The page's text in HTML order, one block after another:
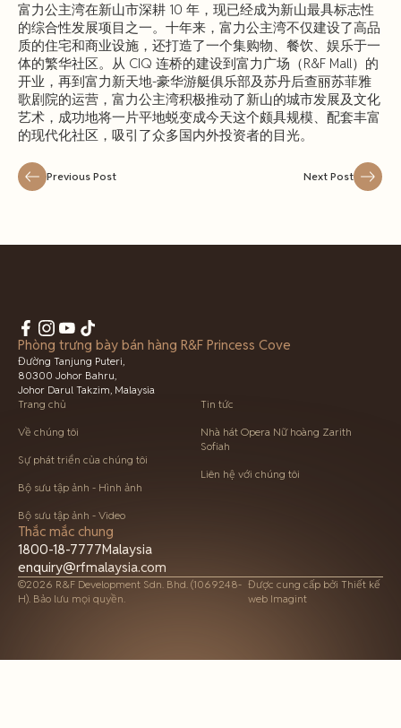
富力公主湾在新山市深耕 10 年，现已经成为新山最具标志性
的综合性发展项目之一。十年来，富力公主湾不仅建设了高品
质的住宅和商业设施，还打造了一个集购物、餐饮、娱乐于一
体的繁华社区。从 CIQ 连桥的建设到富力广场（R&F Mall）的
开业，再到富力新天地-豪华游艇俱乐部及苏丹后查丽苏菲雅
歌剧院的运营，富力公主湾积极推动了新山的城市发展及文化
艺术，成功地将一片平地蜕变成今天这个颇具规模、配套丰富
的现代化社区，吸引了众多国内外投资者的目光。
Previous Post Next Post
Phòng trưng bày bán hàng R&F Princess Cove
Đường Tanjung Puteri,
80300 Johor Bahru,
Johor Darul Takzim, Malaysia
Trang chủ
Về chúng tôi
Sự phát triển của chúng tôi
Bộ sưu tập ảnh - Hình ảnh
Bộ sưu tập ảnh - Video
Tin tức
Nhà hát Opera Nữ hoàng Zarith
Sofiah
Liên hệ với chúng tôi
Thắc mắc chung
1800-18-7777Malaysia
enquiry@rfmalaysia.com
©2026 R&F Development Sdn. Bhd. (1069248-
H). Bảo lưu mọi quyền.
Được cung cấp bởi Thiết kế
web Imagint